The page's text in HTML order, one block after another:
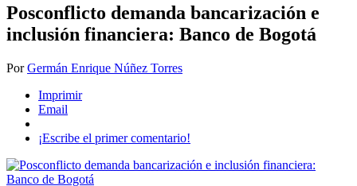
Posconflicto demanda bancarización e
inclusión financiera: Banco de Bogotá
PorGermán Enrique Núñez Torres
Imprimir
Email
¡Escribe el primer comentario!